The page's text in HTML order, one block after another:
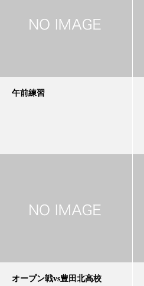
午前練習
オープン戦vs豊田北高校